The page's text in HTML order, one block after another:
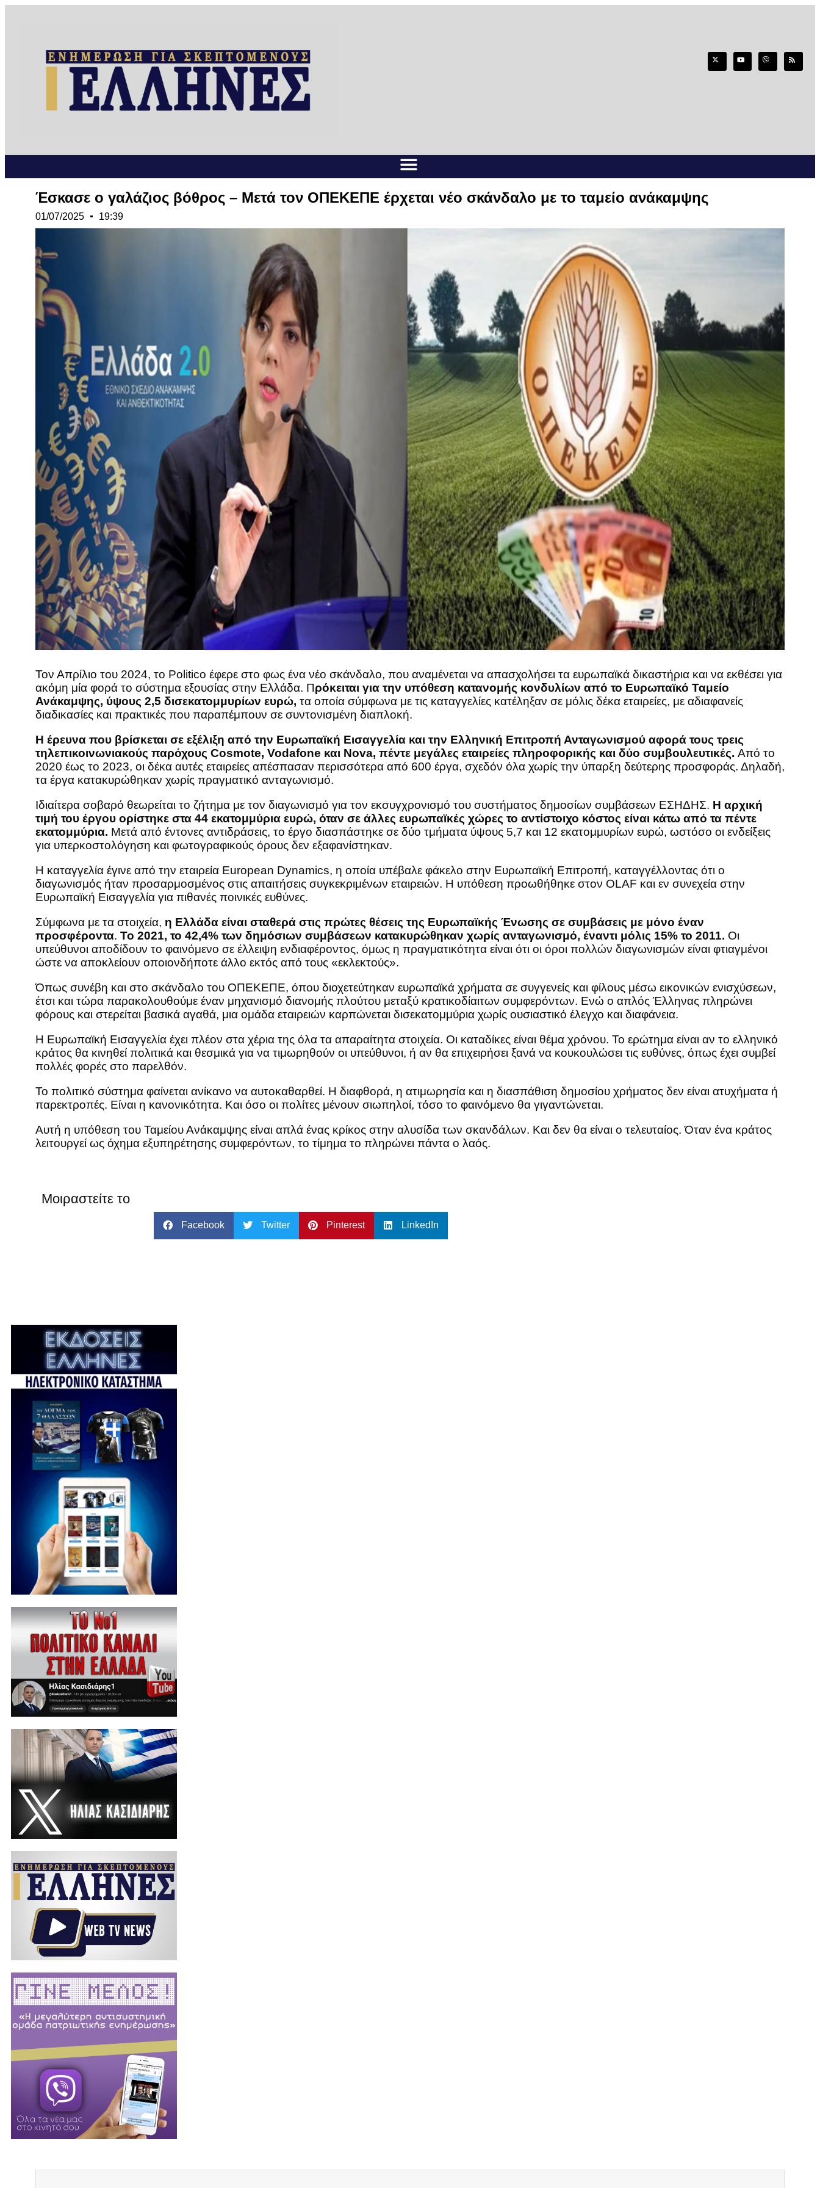
Έσκασε ο γαλάζιος βόθρος – Μετά τον ΟΠΕΚΕΠΕ έρχεται νέο σκάνδαλο με το ταμείο ανάκαμψης
01/07/2025 19:39
Τον Απρίλιο του 2024, το Politico έφερε στο φως ένα νέο σκάνδαλο, που αναμένεται να απασχολήσει τα ευρωπαϊκά δικαστήρια και να εκθέσει για
ακόμη μία φορά το σύστημα εξουσίας στην Ελλάδα. Πρόκειται για την υπόθεση κατανομής κονδυλίων από το Ευρωπαϊκό Ταμείο
Ανάκαμψης, ύψους 2,5 δισεκατομμυρίων ευρώ, τα οποία σύμφωνα με τις καταγγελίες κατέληξαν σε μόλις δέκα εταιρείες, με αδιαφανείς
διαδικασίες και πρακτικές που παραπέμπουν σε συντονισμένη διαπλοκή.
Η έρευνα που βρίσκεται σε εξέλιξη από την Ευρωπαϊκή Εισαγγελία και την Ελληνική Επιτροπή Ανταγωνισμού αφορά τους τρεις
τηλεπικοινωνιακούς παρόχους Cosmote, Vodafone και Nova, πέντε μεγάλες εταιρείες πληροφορικής και δύο συμβουλευτικές. Από το
2020 έως το 2023, οι δέκα αυτές εταιρείες απέσπασαν περισσότερα από 600 έργα, σχεδόν όλα χωρίς την ύπαρξη δεύτερης προσφοράς. Δηλαδή,
τα έργα κατακυρώθηκαν χωρίς πραγματικό ανταγωνισμό.
Ιδιαίτερα σοβαρό θεωρείται το ζήτημα με τον διαγωνισμό για τον εκσυγχρονισμό του συστήματος δημοσίων συμβάσεων ΕΣΗΔΗΣ. Η αρχική
τιμή του έργου ορίστηκε στα 44 εκατομμύρια ευρώ, όταν σε άλλες ευρωπαϊκές χώρες το αντίστοιχο κόστος είναι κάτω από τα πέντε
εκατομμύρια. Μετά από έντονες αντιδράσεις, το έργο διασπάστηκε σε δύο τμήματα ύψους 5,7 και 12 εκατομμυρίων ευρώ, ωστόσο οι ενδείξεις
για υπερκοστολόγηση και φωτογραφικούς όρους δεν εξαφανίστηκαν.
Η καταγγελία έγινε από την εταιρεία European Dynamics, η οποία υπέβαλε φάκελο στην Ευρωπαϊκή Επιτροπή, καταγγέλλοντας ότι ο
διαγωνισμός ήταν προσαρμοσμένος στις απαιτήσεις συγκεκριμένων εταιρειών. Η υπόθεση προωθήθηκε στον OLAF και εν συνεχεία στην
Ευρωπαϊκή Εισαγγελία για πιθανές ποινικές ευθύνες.
Σύμφωνα με τα στοιχεία, η Ελλάδα είναι σταθερά στις πρώτες θέσεις της Ευρωπαϊκής Ένωσης σε συμβάσεις με μόνο έναν
προσφέροντα. Το 2021, το 42,4% των δημόσιων συμβάσεων κατακυρώθηκαν χωρίς ανταγωνισμό, έναντι μόλις 15% το 2011. Οι
υπεύθυνοι αποδίδουν το φαινόμενο σε έλλειψη ενδιαφέροντος, όμως η πραγματικότητα είναι ότι οι όροι πολλών διαγωνισμών είναι φτιαγμένοι
ώστε να αποκλείουν οποιονδήποτε άλλο εκτός από τους «εκλεκτούς».
Όπως συνέβη και στο σκάνδαλο του ΟΠΕΚΕΠΕ, όπου διοχετεύτηκαν ευρωπαϊκά χρήματα σε συγγενείς και φίλους μέσω εικονικών ενισχύσεων,
έτσι και τώρα παρακολουθούμε έναν μηχανισμό διανομής πλούτου μεταξύ κρατικοδίαιτων συμφερόντων. Ενώ ο απλός Έλληνας πληρώνει
φόρους και στερείται βασικά αγαθά, μια ομάδα εταιρειών καρπώνεται δισεκατομμύρια χωρίς ουσιαστικό έλεγχο και διαφάνεια.
Η Ευρωπαϊκή Εισαγγελία έχει πλέον στα χέρια της όλα τα απαραίτητα στοιχεία. Οι καταδίκες είναι θέμα χρόνου. Το ερώτημα είναι αν το ελληνικό
κράτος θα κινηθεί πολιτικά και θεσμικά για να τιμωρηθούν οι υπεύθυνοι, ή αν θα επιχειρήσει ξανά να κουκουλώσει τις ευθύνες, όπως έχει συμβεί
πολλές φορές στο παρελθόν.
Το πολιτικό σύστημα φαίνεται ανίκανο να αυτοκαθαρθεί. Η διαφθορά, η ατιμωρησία και η διασπάθιση δημοσίου χρήματος δεν είναι ατυχήματα ή
παρεκτροπές. Είναι η κανονικότητα. Και όσο οι πολίτες μένουν σιωπηλοί, τόσο το φαινόμενο θα γιγαντώνεται.
Αυτή η υπόθεση του Ταμείου Ανάκαμψης είναι απλά ένας κρίκος στην αλυσίδα των σκανδάλων. Και δεν θα είναι ο τελευταίος. Όταν ένα κράτος
λειτουργεί ως όχημα εξυπηρέτησης συμφερόντων, το τίμημα το πληρώνει πάντα ο λαός.
Μοιραστείτε το
Facebook Twitter Pinterest LinkedIn